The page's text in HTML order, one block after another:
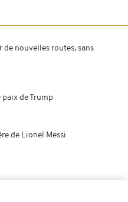
de nouvelles routes, sans
paix de Trump
de Lionel Messi